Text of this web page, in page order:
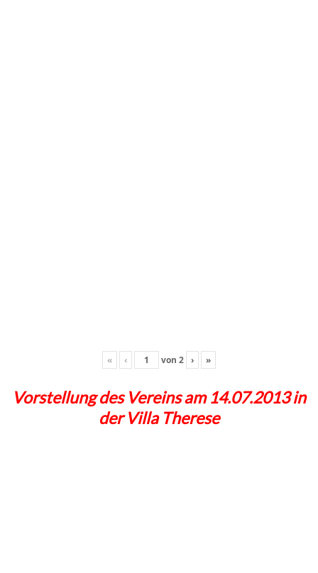
« ‹ von 2 › »
Vorstellung des Vereins am 14.07.2013 in
der Villa Therese